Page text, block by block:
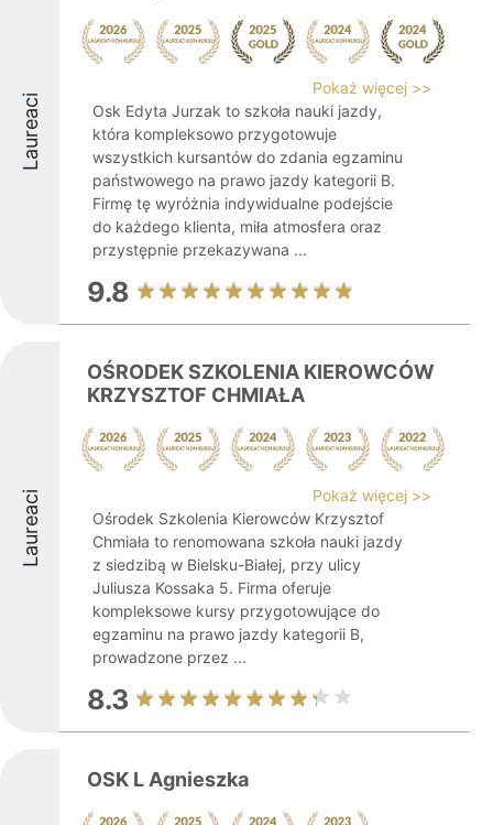
Laureaci
Pokaż więcej >>
Osk Edyta Jurzak to szkoła nauki jazdy,
która kompleksowo przygotowuje
wszystkich kursantów do zdania egzaminu
państwowego na prawo jazdy kategorii B.
Firmę tę wyróżnia indywidualne podejście
do każdego klienta, miła atmosfera oraz
przystępnie przekazywana ...
9.8
Laureaci
OŚRODEK SZKOLENIA KIEROWCÓW
KRZYSZTOF CHMIAŁA
Pokaż więcej >>
Ośrodek Szkolenia Kierowców Krzysztof
Chmiała to renomowana szkoła nauki jazdy
z siedzibą w Bielsku-Białej, przy ulicy
Juliusza Kossaka 5. Firma oferuje
kompleksowe kursy przygotowujące do
egzaminu na prawo jazdy kategorii B,
prowadzone przez ...
8.3
OSK L Agnieszka